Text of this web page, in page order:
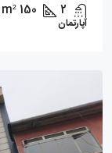
2
150
m²
آپارتمان